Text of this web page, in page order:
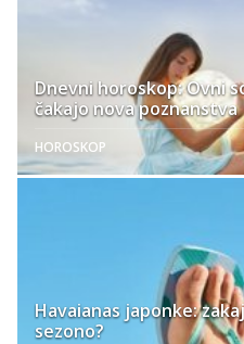
Dnevni horoskop: Ovni
čakajo nova poznanstva
HOROSKOP
Havaianas japonke:
sezono?